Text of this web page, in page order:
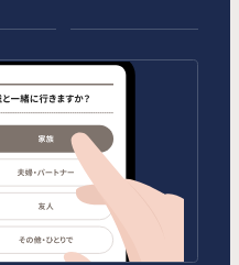
MIMARU東京 池袋
MIMARU東京 錦糸町
MIMARU東京 赤坂
MIMARU東京 上野NORTH
MIMARU東京 上野御徒町
MIMARU東京 新宿WEST
MIMARU京都 河原町五条
MIMARU京都 新町三条
MIMARU京都 二条城
開
MIMARU大阪 心斎橋CENTRAL
(將於2026年9月1日開幕)
MIMARU大阪 心斎橋EAST
MIMARU大阪 心斎橋WEST